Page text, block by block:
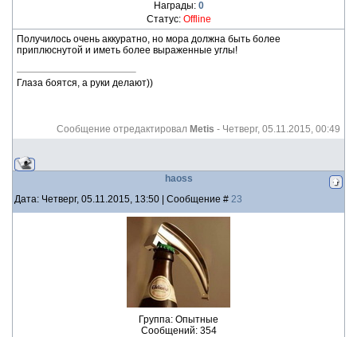
Награды: 0
Статус: Offline
Получилось очень аккуратно, но мора должна быть более
приплюснутой и иметь более выраженные углы!
Глаза боятся, а руки делают))
Сообщение отредактировал Metis - Четверг, 05.11.2015, 00:49
haoss
Дата: Четверг, 05.11.2015, 13:50 | Сообщение # 23
Группа: Опытные
Сообщений: 354